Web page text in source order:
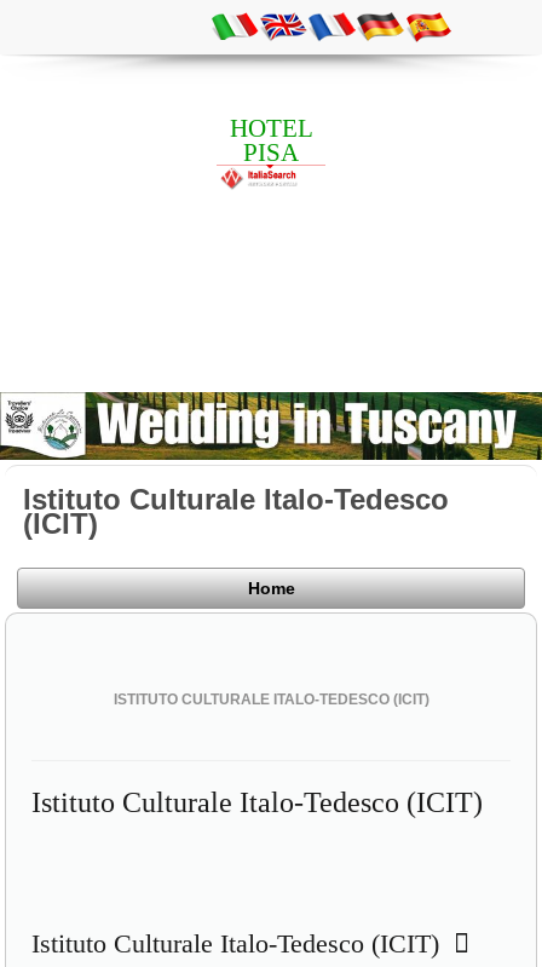
HOTEL
PISA
Istituto Culturale Italo-Tedesco
(ICIT)
Home
ISTITUTO CULTURALE ITALO-TEDESCO (ICIT)
Istituto Culturale Italo-Tedesco (ICIT)
Istituto Culturale Italo-Tedesco (ICIT)